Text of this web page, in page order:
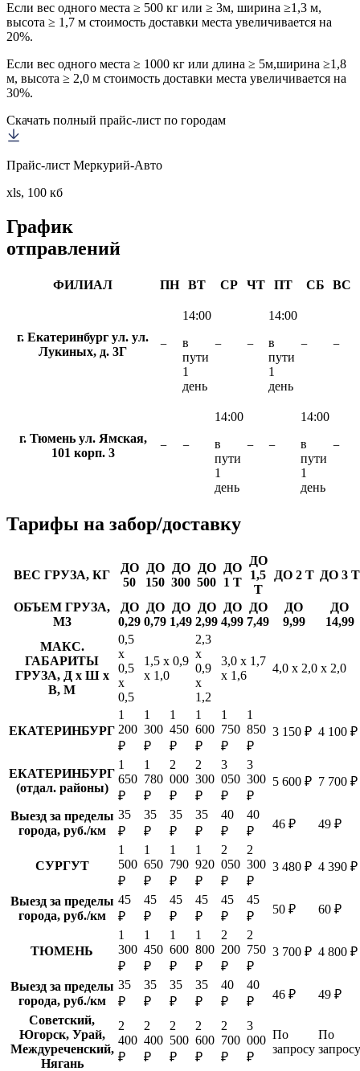
Если вес одного места ≥ 500 кг или ≥ 3м, ширина ≥1,3 м,
высота ≥ 1,7 м стоимость доставки места увеличивается на
20%.
Если вес одного места ≥ 1000 кг или длина ≥ 5м,ширина ≥1,8
м, высота ≥ 2,0 м стоимость доставки места увеличивается на
30%.
Скачать полный прайс-лист по городам
Прайс-лист Меркурий-Авто
xls, 100 кб
График
отправлений
ФИЛИАЛ ПН ВТ СР ЧТ ПТ СБ ВС
г. Екатеринбург ул. ул.
Лукиных, д. 3Г
−
14:00
в
пути
1
день
− −
14:00
в
пути
1
день
− −
г. Тюмень ул. Ямская,
101 корп. 3
− −
14:00
в
пути
1
день
− −
14:00
в
пути
1
день
−
Тарифы на забор/доставку
ВЕС ГРУЗА, КГ
ДО
50
ДО
150
ДО
300
ДО
500
ДО
1 Т
ДО
1,5
Т
ДО 2 Т ДО 3 Т
ОБЪЕМ ГРУЗА,
М3
ДО
0,29
ДО
0,79
ДО
1,49
ДО
2,99
ДО
4,99
ДО
7,49
ДО
9,99
ДО
14,99
МАКС.
ГАБАРИТЫ
ГРУЗА, Д х Ш х
В, М
0,5
х
0,5
х
0,5
1,5 х 0,9
х 1,0
2,3
х
0,9
х
1,2
3,0 х 1,7
х 1,6
4,0 х 2,0 х 2,0
ЕКАТЕРИНБУРГ
1
200
₽
1
300
₽
1
450
₽
1
600
₽
1
750
₽
1
850
₽
3 150 ₽ 4 100 ₽
ЕКАТЕРИНБУРГ
(отдал. районы)
1
650
₽
1
780
₽
2
000
₽
2
300
₽
3
050
₽
3
300
₽
5 600 ₽ 7 700 ₽
Выезд за пределы
города, руб./км
35
₽
35
₽
35
₽
35
₽
40
₽
40
₽
46 ₽ 49 ₽
СУРГУТ
1
500
₽
1
650
₽
1
790
₽
1
920
₽
2
050
₽
2
300
₽
3 480 ₽ 4 390 ₽
Выезд за пределы
города, руб./км
45
₽
45
₽
45
₽
45
₽
45
₽
45
₽
50 ₽ 60 ₽
ТЮМЕНЬ
1
300
₽
1
450
₽
1
600
₽
1
800
₽
2
200
₽
2
750
₽
3 700 ₽ 4 800 ₽
Выезд за пределы
города, руб./км
35
₽
35
₽
35
₽
35
₽
40
₽
40
₽
46 ₽
49 ₽
Советский,
Югорск, Урай,
Междуреченский,
Нягань
2
400
₽
2
400
₽
2
500
₽
2
600
₽
2
700
₽
3
000
₽
По
запросу
По
запросу